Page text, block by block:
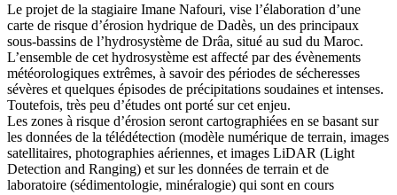
Le projet de la stagiaire Imane Nafouri, vise l’élaboration d’une
carte de risque d’érosion hydrique de Dadès, un des principaux
sous-bassins de l’hydrosystème de Drâa, situé au sud du Maroc.
L’ensemble de cet hydrosystème est affecté par des évènements
météorologiques extrêmes, à savoir des périodes de sécheresses
sévères et quelques épisodes de précipitations soudaines et intenses.
Toutefois, très peu d’études ont porté sur cet enjeu.
Les zones à risque d’érosion seront cartographiées en se basant sur
les données de la télédétection (modèle numérique de terrain, images
satellitaires, photographies aériennes, et images LiDAR (Light
Detection and Ranging) et sur les données de terrain et de
laboratoire (sédimentologie, minéralogie) qui sont en cours